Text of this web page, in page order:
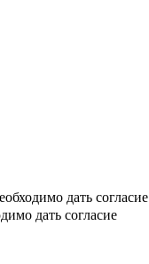
дать согласие
дать согласие